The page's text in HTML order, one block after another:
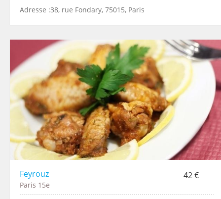
Adresse :38, rue Fondary, 75015, Paris
Feyrouz 42 €
Paris 15e